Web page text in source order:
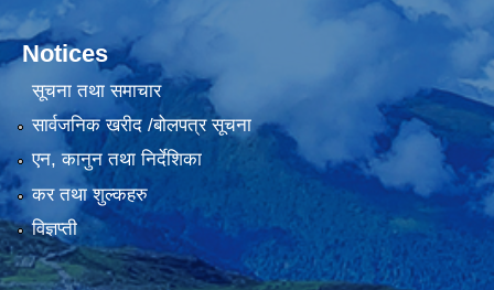
Notices
सूचना तथा समाचार
सार्वजनिक खरीद /बोलपत्र सूचना
एन, कानुन तथा निर्देशिका
कर तथा शुल्कहरु
विज्ञप्ती